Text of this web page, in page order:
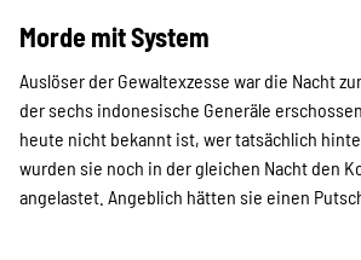
english
Morde mit System
Auslöser der Gewaltexzesse war die Nacht
der sechs indonesische Generäle
heute nicht bekannt ist, wer tatsächlich
wurden sie noch in der gleichen Nacht den
angelastet. Angeblich hätten sie einen